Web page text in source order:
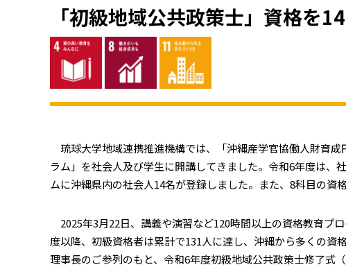
「初級地域公共政策士」資格を
琉球大学地域連携推進機構では、「沖縄産学官協働人財育
ラム」を社会人及び学生に開講してきました。令和6年度は
ムに沖縄県内の社会人14名が登録しました。また、8科目の資
2025年3月22日、講義や演習など120時間以上の資格教育プ
度以降、初級資格者は累計で131人に達し、沖縄から多くの
理事長のご参列のもと、令和6年度初級地域公共政策士修了式